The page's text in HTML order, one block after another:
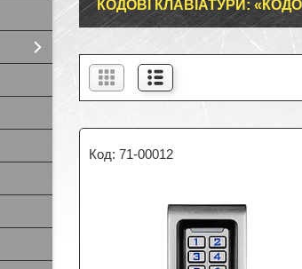
КОДОВІ КЛАВІАТУРИ:
71-00012